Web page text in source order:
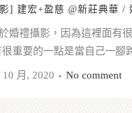
] 建宏+盈慈 @新莊典華 /
婚禮攝影，因為這裡面有
重要的一點是當自己一腳
10 月, 2020 No comment